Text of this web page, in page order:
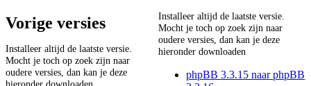
Vorige versies
Installeer altijd de laatste versie.
Mocht je toch op zoek zijn naar
oudere versies, dan kan je deze
hieronder downloaden
Installeer altijd de laatste versie.
Mocht je toch op zoek zijn naar
oudere versies, dan kan je deze
hieronder downloaden
phpBB 3.3.15 naar phpBB